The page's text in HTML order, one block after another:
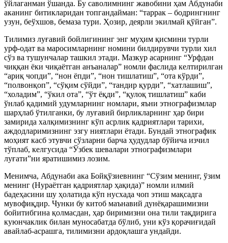
ўйлаганман ўшанда. Бу саволимнинг жавобини ҳам Абдунаби
аканинг битикларидан топгандайман: “таррак – бодрингнинг
узун, беўхшов, бемаза тури. Ҳозир, деярли экилмай қўйган”.
Тилимиз луғавий бойлигининг энг муҳим қисмини турли
урф-одат ва маросимларнинг номини билдирувчи турли хил
сўз ва тушунчалар ташкил этади. Мазкур асарнинг “Урфдан
чиққан ёки чиқаётган анъаналар” номли фаслида келтирилган
“ариқ чопди”, “нон ёпди”, “нон тишлатиш”, “ота кўрди”,
“полвонқоп”, “сўқим сўйди”, “тандир қурди”, “хатлашиш”,
“холадим”, “ўкил ота”, “ўт ёқди”, “қулоқ тишлатиш” каби
ўнлаб қадимий удумларнинг номлари, яъни этнографизмлар
шарҳлаб ўтилганки, бу луғавий бирликларнинг ҳар бири
замирида халқимизнинг кўп асрлик қадриятлари тарихи,
аждодларимизнинг эзгу ниятлари ётади. Бундай этнографик
моҳият касб этувчи сўзларни барча ҳудудлар бўйича изчил
тўплаб, келгусида “Ўзбек шевалари этнографизмлари
луғати”ни яратишимиз лозим.
Менимча, Абдунаби ака Бойқўзиевнинг “Сўзим менинг, ўзим
менинг (Нураётган қадриятлар ҳақида)” номли илмий
бадеҳасини шу ҳолатида кўп нусхада чоп этиш мақсадга
мувофиқдир. Чунки бу китоб маънавий дунёқарашимизни
бойитибгина қолмасдан, ҳар биримизни она тили тақдирига
куюнчаклик билан муносабатда бўлиб, уни кўз қорачиғидай
авайлаб-асрашга, тилимизни ардоқлашга ундайди.